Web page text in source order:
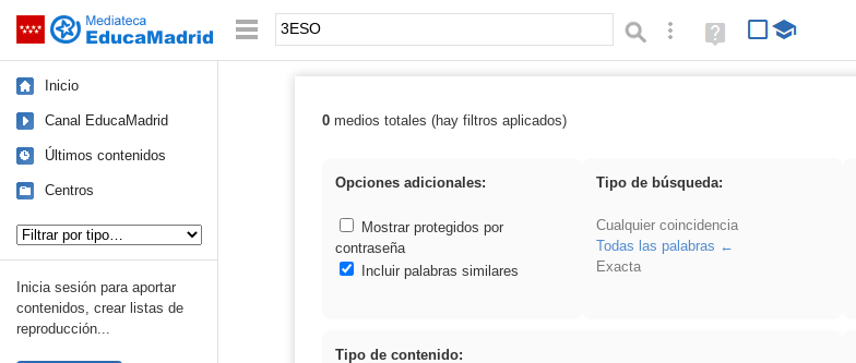
Saltar navegación Palabra o frase: Búsqueda avanzada
Ayuda
(en
Inicio
Canal EducaMadrid
Últimos contenidos
Centros
Inicia sesión para aportar
contenidos, crear listas de
reproducción...
Resultados de: 3ESO
0medios totales (hay filtros aplicados)
Opciones adicionales:
Mostrar protegidos por
contraseña
Incluir palabras similares
Tipo de búsqueda:
Cualquier coincidencia
Todas las palabras
Exacta
Tipo de contenido: